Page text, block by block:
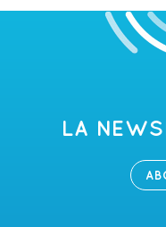
LA